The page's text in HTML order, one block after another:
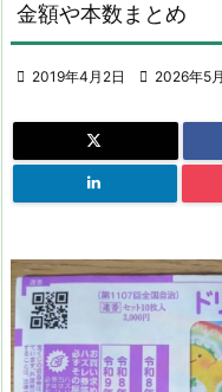
金額や本数まとめ
 2019年4月2日  2026年5